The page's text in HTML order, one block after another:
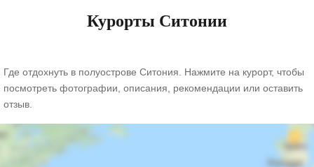
Курорты Ситонии
Где отдохнуть в полуострове Ситония. Нажмите на курорт, чтобы
посмотреть фотографии, описания, рекомендации или оставить
отзыв.